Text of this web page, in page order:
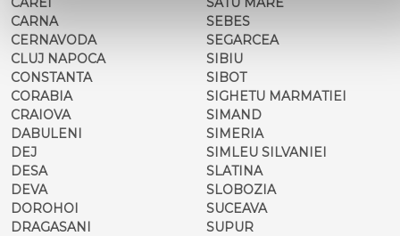
CARNA
CERNAVODA
CLUJ NAPOCA
CONSTANTA
CORABIA
CRAIOVA
DABULENI
DEJ
DESA
DEVA
DOROHOI
DRAGASANI
SEBES
SEGARCEA
SIBIU
SIBOT
SIGHETU MARMATIEI
SIMAND
SIMERIA
SIMLEU SILVANIEI
SLATINA
SLOBOZIA
SUCEAVA
SUPUR